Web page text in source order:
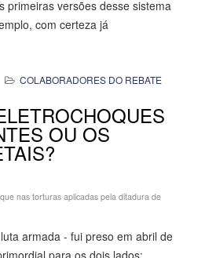
primeiras versões desse sistema
com certeza já
COLABORADORES DO REBATE
OU OS
nas torturas aplicadas pela ditadura de
armada - fui preso em abril de